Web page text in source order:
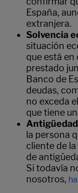
España,
extranjera.
Solvencia
situación
que está
prestado
Banco de
deudas,
no exceda
que tiene
la persona
cliente de
de
Si todavía
nosotros,